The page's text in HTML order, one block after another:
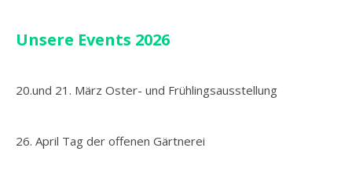
Unsere Events 2026
20.und 21. März Oster- und Frühlingsausstellung
26. April Tag der offenen Gärtnerei